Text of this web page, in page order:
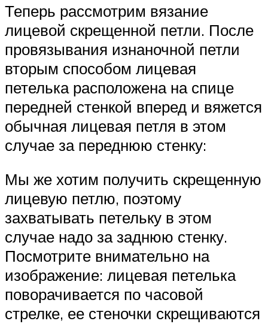
Теперь рассмотрим вязание
лицевой скрещенной петли. После
провязывания изнаночной петли
вторым способом лицевая
петелька расположена на спице
передней стенкой вперед и вяжется
обычная лицевая петля в этом
случае за переднюю стенку:
Мы же хотим получить скрещенную
лицевую петлю, поэтому
захватывать петельку в этом
случае надо за заднюю стенку.
Посмотрите внимательно на
изображение: лицевая петелька
поворачивается по часовой
стрелке, ее стеночки скрещиваются